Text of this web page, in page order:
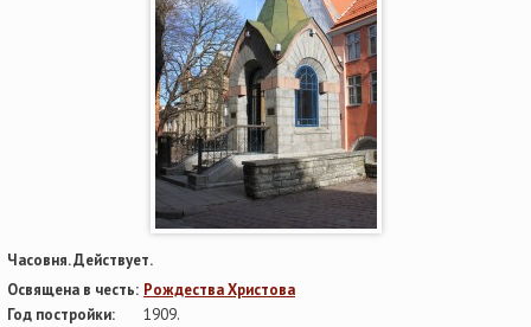
Часовня. Действует.
Освящена в честь: Рождества Христова
Год постройки:
1909.